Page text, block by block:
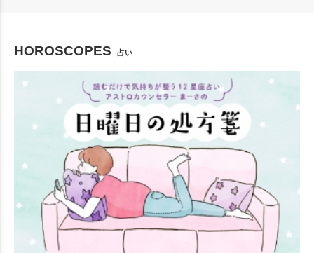
HOROSCOPES 占い